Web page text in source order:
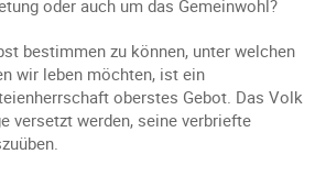
oder auch um das Gemeinwohl?
bestimmen zu können, unter welchen
wir leben möchten, ist ein
oberstes Gebot. Das Volk
versetzt werden, seine verbriefte